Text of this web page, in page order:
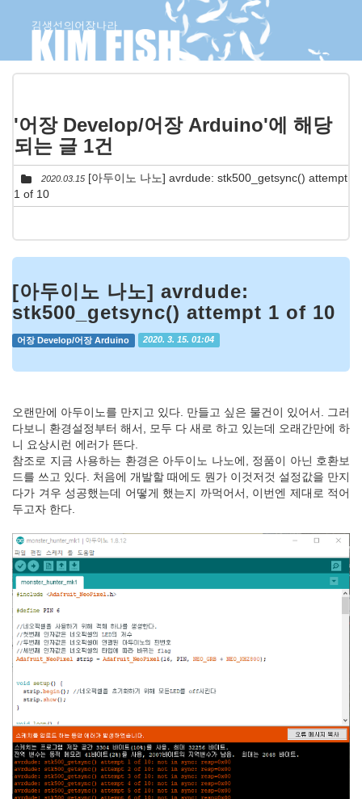
'어장 Develop/어장 Arduino'에 해당
되는 글 1건
2020.03.15 [아두이노 나노] avrdude: stk500_getsync() attempt
1 of 10
[아두이노 나노] avrdude:
stk500_getsync() attempt 1 of 10
어장 Develop/어장 Arduino 2020. 3. 15. 01:04
오랜만에 아두이노를 만지고 있다. 만들고 싶은 물건이 있어서. 그러
다보니 환경설정부터 해서, 모두 다 새로 하고 있는데 오래간만에 하
니 요상시런 에러가 뜬다.
참조로 지금 사용하는 환경은 아두이노 나노에, 정품이 아닌 호환보
드를 쓰고 있다. 처음에 개발할 때에도 뭔가 이것저것 설정값을 만지
다가 겨우 성공했는데 어떻게 했는지 까먹어서, 이번엔 제대로 적어
두고자 한다.